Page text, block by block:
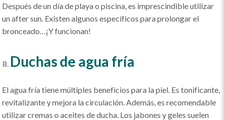
Después de un día de playa o piscina, es imprescindible utilizar
un after sun. Existen algunos específicos para prolongar el
bronceado…¡Y funcionan!
Duchas de agua fría
El agua fría tiene múltiples beneficios para la piel. Es tonificante,
revitalizante y mejora la circulación. Además, es recomendable
utilizar cremas o aceites de ducha. Los jabones y geles suelen